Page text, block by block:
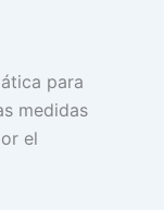
para
medidas
el